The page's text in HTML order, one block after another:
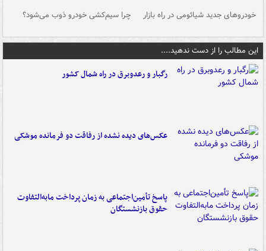
خودروهای جدید شیائومی در راه بازار چرا سیم‌کشی خودرو ذوب می‌شود؟
این مطالب را از دست ندهید....
رگبار و رعدوبرق در راه شمال کشور
عکس‌های دیده نشده از رفاقت دو فرمانده‌ موشکی
پاسخ تأمین‌اجتماعی به زمان پرداخت مابه‌التفاوت
حقوق بازنشستگان